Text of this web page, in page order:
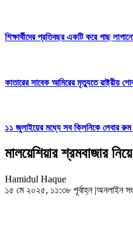
শিক্ষার্থীদের প্রতিবছর একটি করে গাছ
কাতারের সাবেক আমিরের মৃত্যুতে রাষ্ট্রীয়
১১ জুলাইয়ের মধ্যে সব ক্লিনিকে লেবার রুম
মালয়েশিয়ার শ্রমবাজার
Hamidul Haque
১৫ মে ২০২৫, ১১:৩৮ পূর্বাহ্ন |অনলাইন